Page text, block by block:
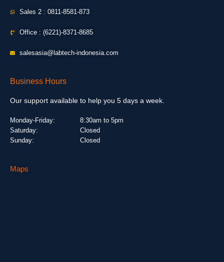
Sales 2 : 0811-8581-873
Office : (6221)-8371-8685
salesasia@labtech-indonesia.com
Business Hours
Our support available to help you 5 days a week.
Monday-Friday:
Saturday:
Sunday:
8:30am to 5pm
Closed
Closed
Maps